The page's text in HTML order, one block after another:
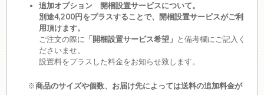
追加オプション 開梱設置サービスについて。
別途4,200円をプラスすることで、開梱設置サービスがご利
用頂けます。
ご注文の際に 「開梱設置サービス希望」 と備考欄にご記入く
ださいませ。
設置料をプラスした料金をお知らせ致します。
※商品のサイズや個数、お届け先によっては送料の追加料金が